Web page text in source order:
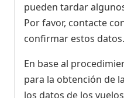
pueden tardar
Por favor, contacte
confirmar estos datos.
En base al
para la obtención de
los datos de los